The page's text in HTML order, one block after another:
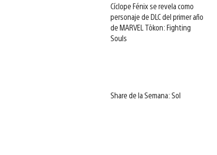
Cíclope Fénix se revela como
personaje de DLC del primer año
de MARVEL Tōkon: Fighting
Souls
Share de la Semana: Sol